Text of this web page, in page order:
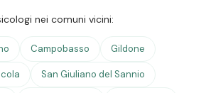
nei comuni vicini:
Campobasso Gildone
San Giuliano del Sannio